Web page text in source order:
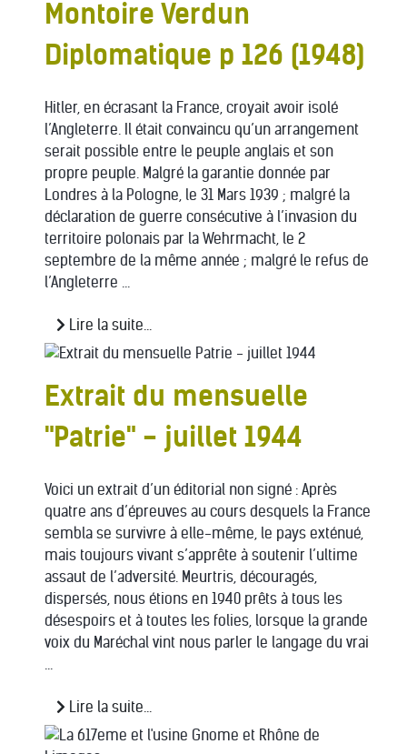
Montoire Verdun
Diplomatique p 126 (1948)
Hitler, en écrasant la France, croyait avoir isolé
l’Angleterre. Il était convaincu qu’un arrangement
serait possible entre le peuple anglais et son
propre peuple. Malgré la garantie donnée par
Londres à la Pologne, le 31 Mars 1939 ; malgré la
déclaration de guerre consécutive à l’invasion du
territoire polonais par la Wehrmacht, le 2
septembre de la même année ; malgré le refus de
l’Angleterre ...
Lire la suite...
Extrait du mensuelle
"Patrie" - juillet 1944
Voici un extrait d’un éditorial non signé : Après
quatre ans d’épreuves au cours desquels la France
sembla se survivre à elle-même, le pays exténué,
mais toujours vivant s’apprête à soutenir l’ultime
assaut de l’adversité. Meurtris, découragés,
dispersés, nous étions en 1940 prêts à tous les
désespoirs et à toutes les folies, lorsque la grande
voix du Maréchal vint nous parler le langage du vrai
...
Lire la suite...